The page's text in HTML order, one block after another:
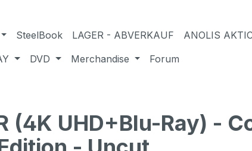
SteelBook LAGER - ABVERKAUF ANOLIS
DVD Merchandise Forum
(4K UHD+Blu-Ray) -